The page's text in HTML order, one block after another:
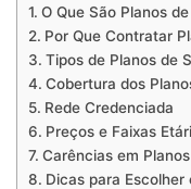
O Que São Planos
Por Que Contratar
Tipos de Planos de
Cobertura dos
Rede Credenciada
Preços e Faixas
Carências em
Dicas para Escolher